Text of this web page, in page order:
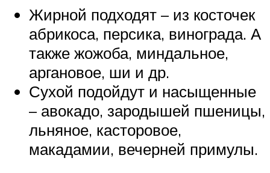
Жирной подходят – из косточек
абрикоса, персика, винограда. А
также жожоба, миндальное,
аргановое, ши и др.
Сухой подойдут и насыщенные
– авокадо, зародышей пшеницы,
льняное, касторовое,
макадамии, вечерней примулы.